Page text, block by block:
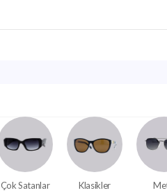
Çok Satanlar Klasikler